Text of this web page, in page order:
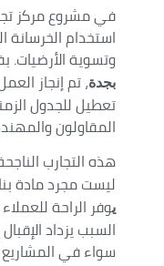
في مشروع مركز
استخدام
وتسوية الأرضيات.
بجدة، تم إنجاز
تعطيل للجدول
المقاولون
هذه التجارب
ليست مجرد مادة
يوفر الراحة
السبب يزداد
سواء في المشاريع